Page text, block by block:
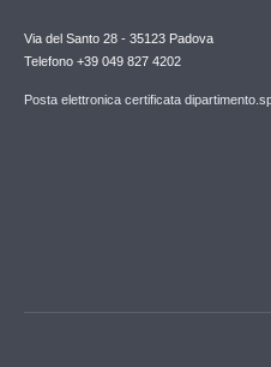
Via del Santo 28 - 35123 Padova
Telefono +39 049 827 4202
Posta elettronica certificata